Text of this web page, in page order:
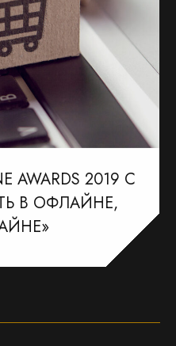
AWARDS 2019 С
В ОФЛАЙНЕ,